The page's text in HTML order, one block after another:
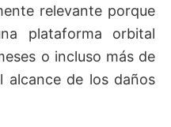
relevante porque
plataforma orbital
o incluso más de
alcance de los daños